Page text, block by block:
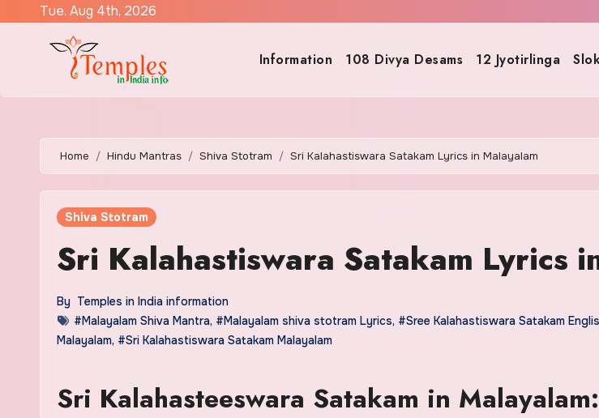
Tue. Aug 4th, 2026
Information 108 Divya Desams 12 Jyotirlinga
Home Hindu Mantras Shiva Stotram Sri Kalahastiswara Satakam Lyrics in Malayalam
Shiva Stotram
Sri Kalahastiswara Satakam Lyrics
By Temples in India information
#Malayalam Shiva Mantra, #Malayalam shiva stotram Lyrics, #Sree Kalahastiswara Satakam
Malayalam, #Sri Kalahastiswara Satakam Malayalam
Sri Kalahasteeswara Satakam in Malayalam: